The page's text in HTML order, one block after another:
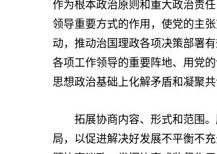
作为根本政治原则和重大政治责
领导重要方式的作用，使党的主
动，推动治国理政各项决策部署
各项工作领导的重要阵地、用党
思想政治基础上化解矛盾和凝聚共
拓展协商内容、形式和范围。
局，以促进解决好发展不平衡不